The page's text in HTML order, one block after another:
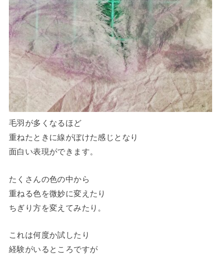
毛羽が多くなるほど
重ねたときに線がぼけた感じとなり
面白い表現ができます。
たくさんの色の中から
重ねる色を微妙に変えたり
ちぎり方を変えてみたり。
これは何度か試したり
経験がいるところですが